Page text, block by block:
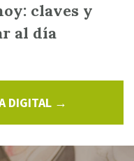
claves y
al día
DIGITAL →